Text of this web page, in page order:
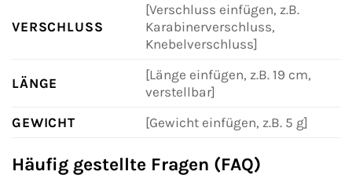
VERSCHLUSS
[Verschluss einfügen, z.B.
Karabinerverschluss,
Knebelverschluss]
LÄNGE
[Länge einfügen, z.B. 19 cm,
verstellbar]
GEWICHT
[Gewicht einfügen, z.B. 5 g]
Häufig gestellte Fragen (FAQ)